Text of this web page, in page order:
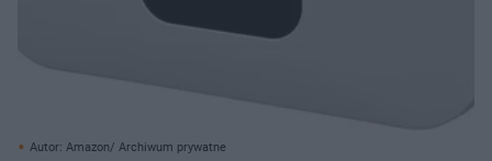
Autor: Amazon/ Archiwum prywatne